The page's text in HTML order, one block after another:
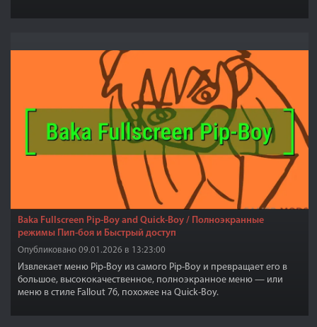
Baka Fullscreen Pip-Boy and Quick-Boy / Полноэкранные
режимы Пип-боя и Быстрый доступ
Опубликовано 09.01.2026 в 13:23:00
Извлекает меню Pip-Boy из самого Pip-Boy и превращает его в
большое, высококачественное, полноэкранное меню — или
меню в стиле Fallout 76, похожее на Quick-Boy.